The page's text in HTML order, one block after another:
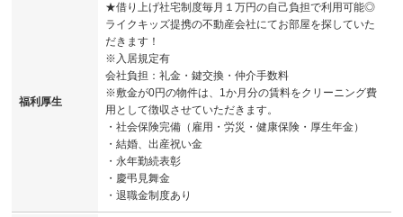
福利厚生
★借り上げ社宅制度毎月１万円の自己負担で利用可能◎
ライクキッズ提携の不動産会社にてお部屋を探していた
だきます！
※入居規定有
会社負担：礼金・鍵交換・仲介手数料
※敷金が0円の物件は、1か月分の賃料をクリーニング費
用として徴収させていただきます。
・社会保険完備（雇用・労災・健康保険・厚生年金）
・結婚、出産祝い金
・永年勤続表彰
・慶弔見舞金
・退職金制度あり